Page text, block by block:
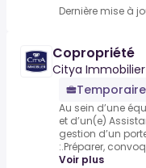
Dernière mise à
Copropriété
Citya Immobilier
Temporaire
Au sein d’une
et d’un(e)
gestion d’un
:.Préparer,
Voir plus